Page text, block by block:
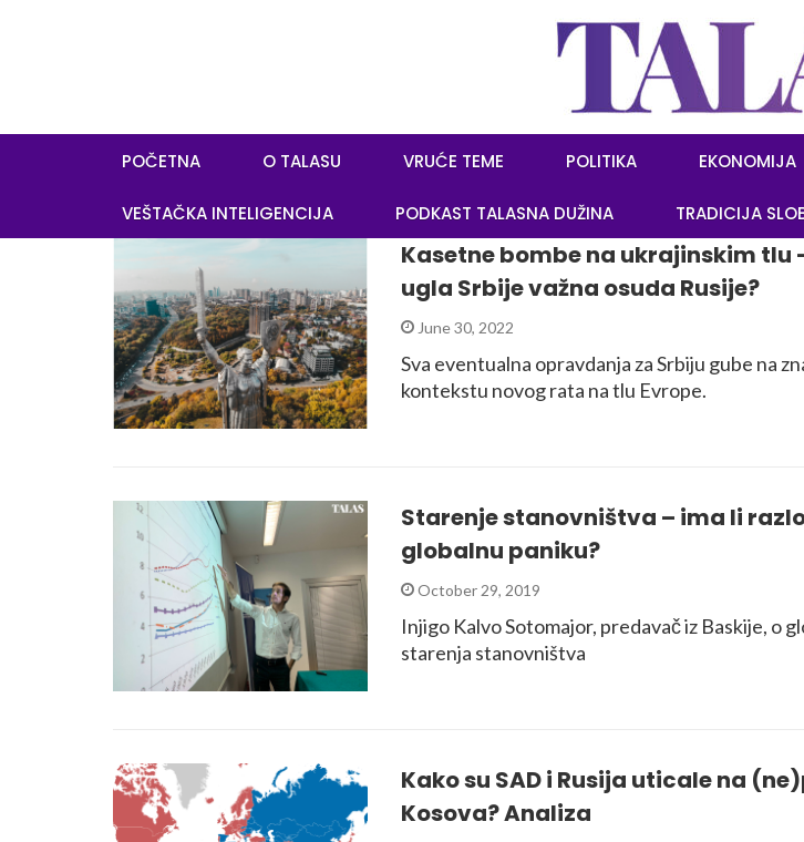
POČETNA O TALASU VRUĆE TEME POLITIKA EKONOMIJA
VEŠTAČKA INTELIGENCIJA PODKAST TALASNA DUŽINA TRADICIJA
Kasetne bombe na ukrajinskim tlu
ugla Srbije važna osuda Rusije?
June 30, 2022
Sva eventualna opravdanja za Srbiju gube na
kontekstu novog rata na tlu Evrope.
Starenje stanovništva – ima li
globalnu paniku?
October 29, 2019
Injigo Kalvo Sotomajor, predavač iz Baskije, o
starenja stanovništva
Kako su SAD i Rusija uticale na
Kosova? Analiza